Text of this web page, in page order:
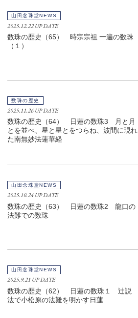
山田念珠堂NEWS
2025.12.22 UP DATE
数珠の歴史（65） 時宗宗祖 一遍の数珠
（１）
数珠の歴史
2025.11.26 UP DATE
数珠の歴史（64） 日蓮の数珠3 月と月
とを並べ、星と星とをつらね、波間に現れ
た南無妙法蓮華経
山田念珠堂NEWS
2025.10.24 UP DATE
数珠の歴史（63） 日蓮の数珠2 龍口の
法難での数珠
山田念珠堂NEWS
2025.9.21 UP DATE
数珠の歴史（62） 日蓮の数珠１ 辻説
法で小松原の法難を明かす日蓮